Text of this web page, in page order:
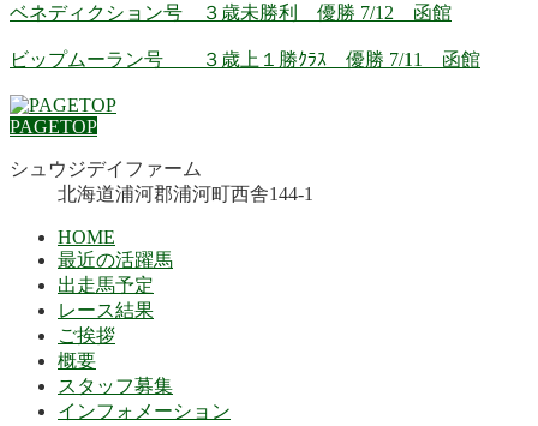
ベネディクション号 ３歳未勝利 優勝 7/12 函館
ビップムーラン号 ３歳上１勝ｸﾗｽ 優勝 7/11 函館
PAGETOP
シュウジデイファーム
北海道浦河郡浦河町西舎144-1
HOME
最近の活躍馬
出走馬予定
レース結果
ご挨拶
概要
スタッフ募集
インフォメーション